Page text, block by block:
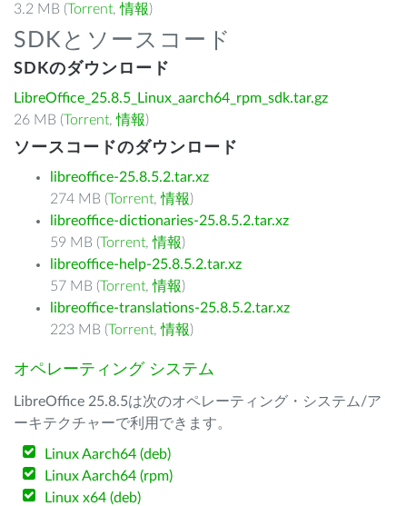
3.2 MB (Torrent,情報)
SDKとソースコード
SDKのダウンロード
LibreOffice_25.8.5_Linux_aarch64_rpm_sdk.tar.gz
26 MB (Torrent,情報)
ソースコードのダウンロード
libreoffice-25.8.5.2.tar.xz
274 MB (Torrent,情報)
libreoffice-dictionaries-25.8.5.2.tar.xz
59 MB (Torrent,情報)
libreoffice-help-25.8.5.2.tar.xz
57 MB (Torrent,情報)
libreoffice-translations-25.8.5.2.tar.xz
223 MB (Torrent,情報)
オペレーティング システム
LibreOffice 25.8.5は次のオペレーティング・システム/ア
ーキテクチャーで利用できます。
Linux Aarch64 (deb)
Linux Aarch64 (rpm)
Linux x64 (deb)